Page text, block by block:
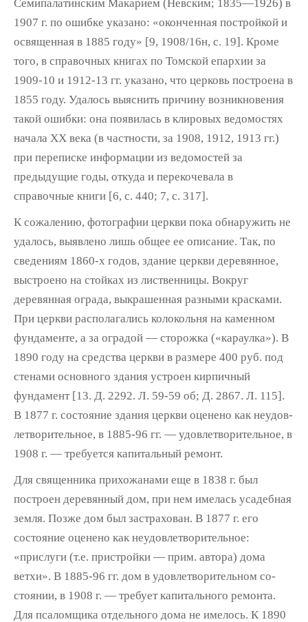
Семипалатинским Макарием (Не­вским; 1835—1926) в
1907 г. по ошибке указа­но: «оконченная постройкой и
освященная в 1885 году» [9, 1908/16н, с. 19]. Кроме
того, в справочных книгах по Томской епархии за
1909-10 и 1912-13 гг. указано, что цер­ковь построена в
1855 году. Удалось выяс­нить причину возникновения
такой ошибки: она появилась в клировых ведомостях
начала XX века (в частности, за 1908, 1912, 1913 гг.)
при переписке информации из ведомостей за
предыдущие годы, откуда и перекочевала в
справочные книги [6, с. 440; 7, с. 317].
К сожалению, фотографии церкви пока обнаружить не
удалось, выявлено лишь об­щее ее описание. Так, по
сведениям 1860-х годов, здание церкви деревянное,
выстроено на стойках из лиственницы. Вокруг
деревян­ная ограда, выкрашенная разными красками.
При церкви располагались колокольня на ка­менном
фундаменте, а за оградой — сторожка («караулка»). В
1890 году на средства церкви в размере 400 руб. под
стенами основного здания устроен кирпичный
фундамент [13. Д. 2292. Л. 59-59 об; Д. 2867. Л. 115].
В 1877 г. состояние здания церкви оценено как неудов­
летворительное, в 1885-96 гг. — удовлетвори­тельное, в
1908 г. — требуется капитальный ремонт.
Для священника прихожанами еще в 1838 г. был
построен деревянный дом, при нем име­лась усадебная
земля. Позже дом был за­страхован. В 1877 г. его
состояние оценено как неудовлетворительное:
«прислуги (т.е. пристройки — прим. автора) дома
ветхи». В 1885-96 гг. дом в удовлетворительном со­
стоянии, в 1908 г. — требует капитального ремонта.
Для псаломщика отдельного дома не имелось. К 1890